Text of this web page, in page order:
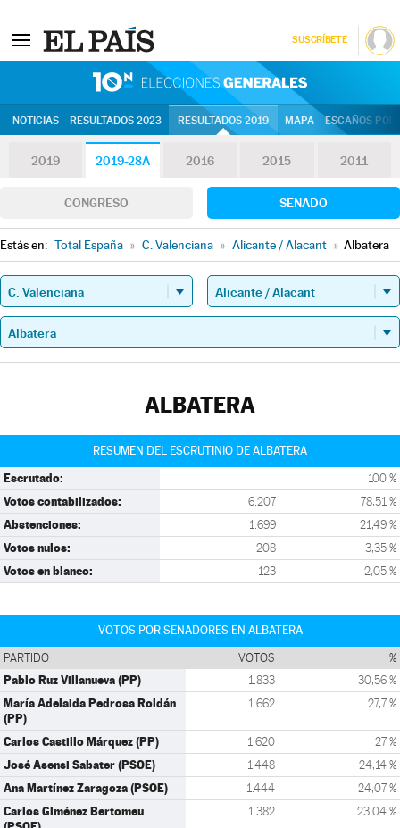
SUSCRÍBETE
NOTICIAS RESULTADOS 2023 RESULTADOS 2019 MAPA ESCAÑOS
2019 2019-28A 2016 2015 2011
CONGRESO SENADO
Estás en: Total España » C. Valenciana » Alicante / Alacant » Albatera
ALBATERA
RESUMEN DEL ESCRUTINIO DE ALBATERA
Escrutado: 100 %
Votos contabilizados: 6.207 78,51 %
Abstenciones: 1.699 21,49 %
Votos nulos: 208 3,35 %
Votos en blanco: 123 2,05 %
VOTOS POR SENADORES EN ALBATERA
PARTIDO VOTOS %
Pablo Ruz Villanueva (PP) 1.833 30,56 %
María Adelaida Pedrosa Roldán
(PP)
1.662 27,7 %
Carlos Castillo Márquez (PP) 1.620 27 %
José Asensi Sabater (PSOE) 1.448 24,14 %
Ana Martínez Zaragoza (PSOE) 1.444 24,07 %
Carlos Giménez Bertomeu
1.382 23,04 %